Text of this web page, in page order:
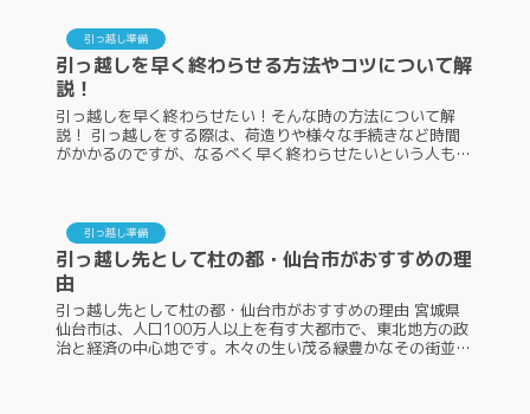
引っ越し準備
引っ越しを早く終わらせる方法やコツについて解
説！
引っ越しを早く終わらせたい！そんな時の方法について解
説！ 引っ越しをする際は、荷造りや様々な手続きなど時間
がかかるのですが、なるべく早く終わらせたいという人もい
引っ越し準備
引っ越し先として杜の都・仙台市がおすすめの理
由
引っ越し先として杜の都・仙台市がおすすめの理由 宮城県
仙台市は、人口100万人以上を有す大都市で、東北地方の政
治と経済の中心地です。木々の生い茂る緑豊かなその街並み